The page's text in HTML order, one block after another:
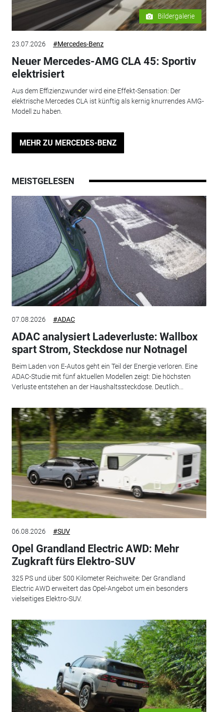
Bildergalerie
23.07.2026 #Mercedes-Benz
Neuer Mercedes-AMG CLA 45: Sportiv
elektrisiert
Aus dem Effizienzwunder wird eine Effekt-Sensation: Der
elektrische Mercedes CLA ist künftig als kernig knurrendes AMG-
Modell zu haben.
MEHR ZU MERCEDES-BENZ
MEISTGELESEN
07.08.2026 #ADAC
ADAC analysiert Ladeverluste: Wallbox
spart Strom, Steckdose nur Notnagel
Beim Laden von E-Autos geht ein Teil der Energie verloren. Eine
ADAC-Studie mit fünf aktuellen Modellen zeigt: Die höchsten
Verluste entstehen an der Haushaltssteckdose. Deutlich...
06.08.2026 #SUV
Opel Grandland Electric AWD: Mehr
Zugkraft fürs Elektro-SUV
325 PS und über 500 Kilometer Reichweite: Der Grandland
Electric AWD erweitert das Opel-Angebot um ein besonders
vielseitiges Elektro-SUV.